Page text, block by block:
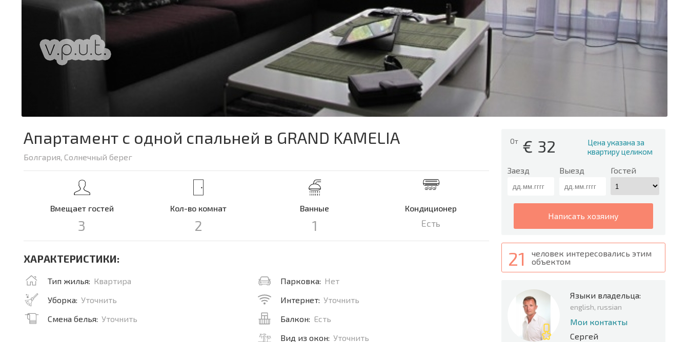
От € 32
Цена указана за
квартиру целиком
Заезд Выезд Гостей
написать хозяину
21
человек интересовались этим
объектом
Языки владельца:
english, russian
Мои контакты
Сергей
Апартамент с одной спальней в GRAND KAMELIA
Болгария, Солнечный берег
Вмещает гостей
3
Кол-во комнат
2
Ванные
1
Кондиционер
Есть
ХАРАКТЕРИСТИКИ:
Тип жилья: Квартира
Уборка: Уточнить
Смена белья: Уточнить
Парковка: Нет
Интернет: Уточнить
Балкон: Есть
Вид из окон: Уточнить